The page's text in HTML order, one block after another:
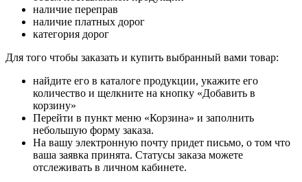
наличие переправ
наличие платных дорог
категория дорог
Для того чтобы заказать и купить выбранный вами товар:
найдите его в каталоге продукции, укажите его
количество и щелкните на кнопку «Добавить в
корзину»
Перейти в пункт меню «Корзина» и заполнить
небольшую форму заказа.
На вашу электронную почту придет письмо, о том что
ваша заявка принята. Статусы заказа можете
отслеживать в личном кабинете.